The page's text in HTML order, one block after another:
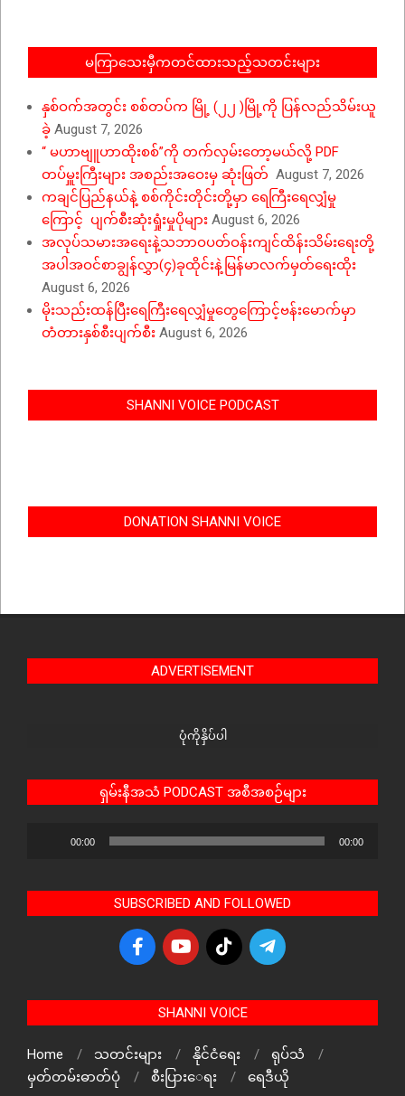
မကြာသေးမှီကတင်ထားသည့်သတင်းများ
နှစ်ဝက်အတွင်း စစ်တပ်က မြို့ (၂၂ )မြို့ကို ပြန်လည်သိမ်းယူ
ခဲ့ August 7, 2026
“ မဟာဗျူဟာထိုးစစ်”ကို တက်လှမ်းတော့မယ်လို့ PDF
တပ်မှူးကြီးများ အစည်းအဝေးမှ ဆုံးဖြတ် August 7, 2026
ကချင်ပြည်နယ်နဲ့ စစ်ကိုင်းတိုင်းတို့မှာ ရေကြီးရေလျှံမှု
ကြောင့် ပျက်စီးဆုံးရှုံးမှုပိုများ August 6, 2026
အလုပ်သမားအရေးနဲ့သဘာဝပတ်ဝန်းကျင်ထိန်းသိမ်းရေးတို့
အပါအဝင်စာချွန်လွှာ(၄)ခုထိုင်းနဲ့မြန်မာလက်မှတ်ရေးထိုး
August 6, 2026
မိုးသည်းထန်ပြီးရေကြီးရေလျှံမှုတွေကြောင့်ဗန်းမောက်မှာ
တံတားနှစ်စီးပျက်စီး August 6, 2026
SHANNI VOICE PODCAST
DONATION SHANNI VOICE
ADVERTISEMENT
ပုံကိုနှိပ်ပါ
ရှမ်းနီအသံ PODCAST အစီအစဉ်များ
00:00 00:00
SUBSCRIBED AND FOLLOWED
SHANNI VOICE
Home သတင်းများ နိုင်ငံရေး
ရုပ်သံ
မှတ်တမ်းဓာတ်ပုံ
စီးပြားေရး ရေဒီယို